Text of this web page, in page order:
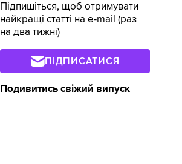
Підпишіться, щоб отримувати
найкращі статті на e-mail (раз
на два тижні)
ПІДПИСАТИСЯ
Подивитись свіжий випуск